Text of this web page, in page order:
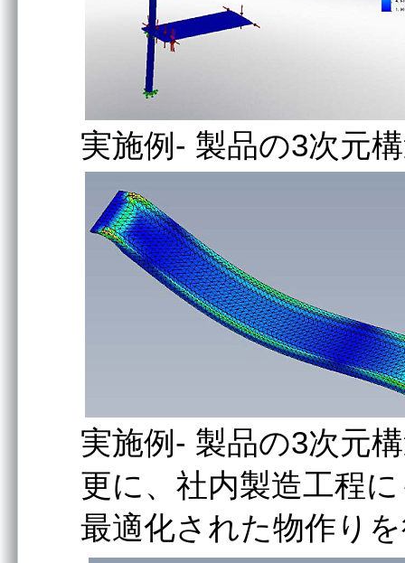
実施例- 製品の3次元
実施例- 製品の3次元
更に、社内製造工程
最適化された物作り